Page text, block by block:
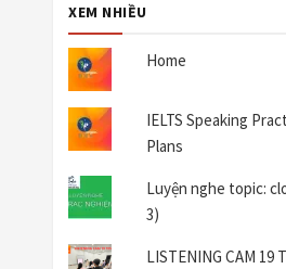
XEM NHIỀU
Home
IELTS Speaking
Plans
Luyện nghe topic:
3)
LISTENING CAM 19